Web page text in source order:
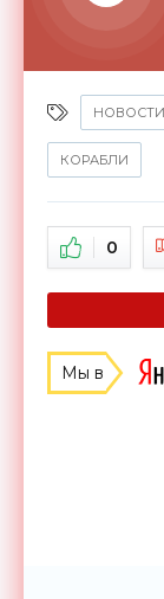
КОРАБЛИ
0
Мы в